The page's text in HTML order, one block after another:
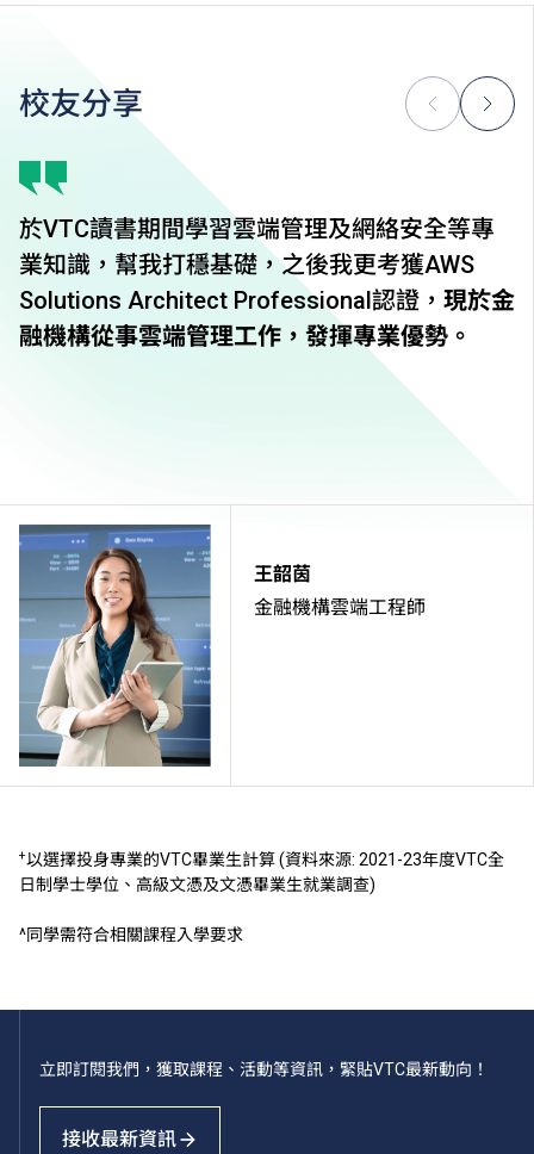
王韶茵
金融機構雲端工程師
校友分享
於VTC讀書期間學習雲端管理及網絡安全等專
業知識，幫我打穩基礎，之後我更考獲AWS
Solutions Architect Professional認證， 現於金
融機構從事雲端管理工作，發揮專業優勢。
+以選擇投身專業的VTC畢業生計算 (資料來源: 2021-23年度VTC全
日制學士學位、高級文憑及文憑畢業生就業調查)
^同學需符合相關課程入學要求
立即訂閱我們，獲取課程、活動等資訊，緊貼VTC最新動向！
接收最新資訊